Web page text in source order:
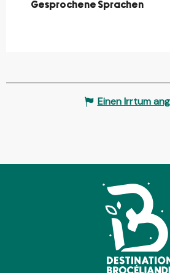
Gesprochene Sprachen
Gesprochene Sprachen
Einen Irrtum